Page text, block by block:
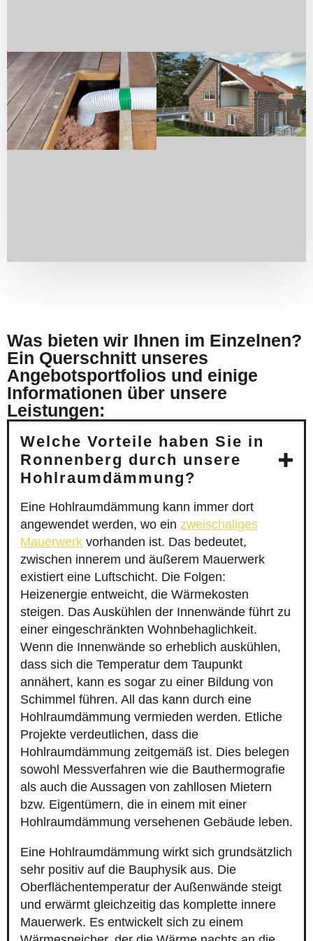
Was bieten wir Ihnen im Einzelnen?
Ein Querschnitt unseres
Angebotsportfolios und einige
Informationen über unsere
Leistungen:
Welche Vorteile haben Sie in
Ronnenberg durch unsere
Hohlraumdämmung?
Eine Hohlraumdämmung kann immer dort
angewendet werden, wo ein zweischaliges
Mauerwerk vorhanden ist. Das bedeutet,
zwischen innerem und äußerem Mauerwerk
existiert eine Luftschicht. Die Folgen:
Heizenergie entweicht, die Wärmekosten
steigen. Das Auskühlen der Innenwände führt zu
einer eingeschränkten Wohnbehaglichkeit.
Wenn die Innenwände so erheblich auskühlen,
dass sich die Temperatur dem Taupunkt
annähert, kann es sogar zu einer Bildung von
Schimmel führen. All das kann durch eine
Hohlraumdämmung vermieden werden. Etliche
Projekte verdeutlichen, dass die
Hohlraumdämmung zeitgemäß ist. Dies belegen
sowohl Messverfahren wie die Bauthermografie
als auch die Aussagen von zahllosen Mietern
bzw. Eigentümern, die in einem mit einer
Hohlraumdämmung versehenen Gebäude leben.
Eine Hohlraumdämmung wirkt sich grundsätzlich
sehr positiv auf die Bauphysik aus. Die
Oberflächentemperatur der Außenwände steigt
und erwärmt gleichzeitig das komplette innere
Mauerwerk. Es entwickelt sich zu einem